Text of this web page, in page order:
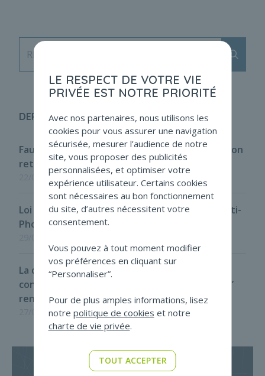
RECHERCHE
DERNIÈRES ACTUS
Faux en écritures : le critère de contrôle fait son
retour
22/07/2026
Loi programme du 29 mai 2026 - Disposition anti-
Phoenix
La détermination de la taille des sociétés
constituant un consortium : quand l’‘individuel’
rencontre l’‘ensemble’
27/05/2026
LE RESPECT DE VOTRE VIE
PRIVÉE EST NOTRE PRIORITÉ
Avec nos partenaires, nous utilisons les
cookies pour vous assurer une navigation
sécurisée, mesurer l’audience de notre
site, vous proposer des publicités
personnalisées, et optimiser votre
expérience utilisateur. Certains cookies
sont nécessaires au bon fonctionnement
du site, d’autres nécessitent votre
consentement.
Vous pouvez à tout moment modifier
vos préférences en cliquant sur
“Personnaliser”.
Pour de plus amples informations, lisez
notre politique de cookies et notre
charte de vie privée.
TOUT ACCEPTER